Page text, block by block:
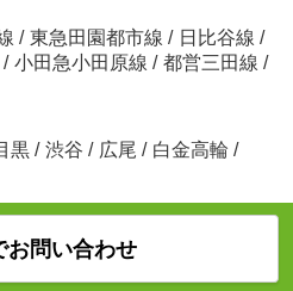
/ 東急田園都市線 / 日比谷線 /
/ 小田急小田原線 / 都営三田線 /
黒 / 渋谷 / 広尾 / 白金高輪 /
お問い合わせ